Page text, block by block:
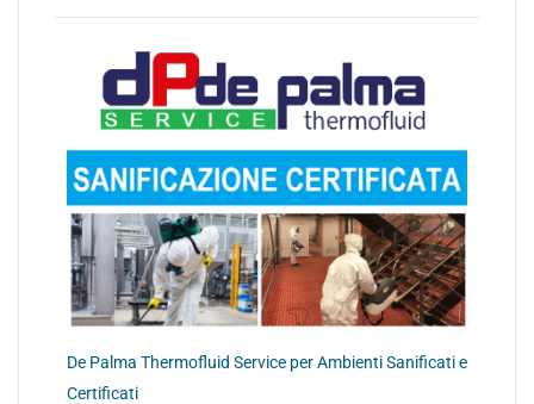
De Palma Thermofluid Service per Ambienti Sanificati e
Certificati